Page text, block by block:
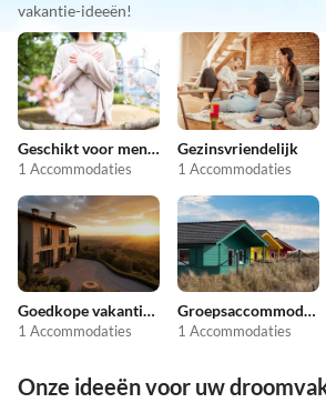
vakantie-ideeën!
Geschikt voor mensen met allergieën
1 Accommodaties
Gezinsvriendelijk
1 Accommodaties
Goedkope vakantieappartementen
1 Accommodaties
Groepsaccommodatie
1 Accommodaties
Onze ideeën voor uw